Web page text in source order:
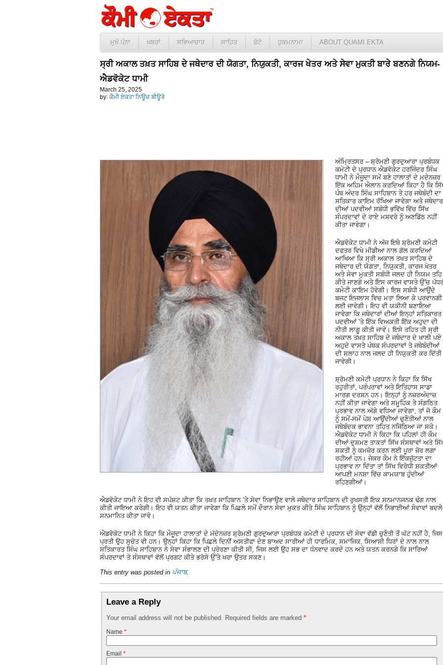
ਮੁਖੱ ਪੰਨਾ ਖ਼ਬਰਾਂ ਸਭਿਆਚਾਰ ਸਾਹਿਤ ਫੋਟੋ ਹੁਕਮਨਾਮਾ ABOUT QUAMI EKTA
ਸ੍ਰੀ ਅਕਾਲ ਤਖ਼ਤ ਸਾਹਿਬ ਦੇ ਜਥੇਦਾਰ ਦੀ ਯੋਗਤਾ, ਨਿਯੁਕਤੀ, ਕਾਰਜ ਖੇਤਰ ਅਤੇ ਸੇਵਾ ਮੁਕਤੀ ਬਾਰੇ ਬਣਨਗੇ ਨਿਯਮ-
ਐਡਵੋਕੇਟ ਧਾਮੀ
March 25, 2025
by: ਕੌਮੀ ਏਕਤਾ ਨਿਊਜ਼ ਬੀਊਰੋ
ਅੰਮ੍ਰਿਤਸਰ – ਸ਼੍ਰੋਮਣੀ ਗੁਰਦੁਆਰਾ ਪ੍ਰਬੰਧਕ
ਕਮੇਟੀ ਦੇ ਪ੍ਰਧਾਨ ਐਡਵੋਕੇਟ ਹਰਜਿੰਦਰ ਸਿੰਘ
ਧਾਮੀ ਨੇ ਮੌਜੂਦਾ ਸਮੇਂ ਬਣੇ ਹਾਲਾਤਾਂ ਦੇ ਮਦੇਨਜ਼ਰ
ਇੱਕ ਅਹਿਮ ਐਲਾਨ ਕਰਦਿਆਂ ਕਿਹਾ ਹੈ ਕਿ
ਪੰਥ ਅੰਦਰ ਸਿੰਘ ਸਾਹਿਬਾਨ ਤੇ ਹਰ ਜਥੇਬੰਦੀ ਦਾ
ਸਤਿਕਾਰ ਕਾਇਮ ਰੱਖਿਆ ਜਾਵੇਗਾ ਅਤੇ
ਦੀਆਂ ਪਦਵੀਆਂ ਸਬੰਧੀ ਭਵਿੱਖ ਵਿੱਚ ਸਿੱਖ
ਸੰਪਰਦਾਵਾਂ ਦੇ ਰਾਏ ਮਸ਼ਵਰੇ ਨੂੰ ਅਣਡਿੱਠ ਨਹੀਂ
ਕੀਤਾ ਜਾਵੇਗਾ।
ਐਡਵੋਕੇਟ ਧਾਮੀ ਨੇ ਅੱਜ ਇਥੇ ਸ਼੍ਰੋਮਣੀ ਕਮੇਟੀ
ਦਫਤਰ ਵਿਖੇ ਮੀਡੀਆ ਨਾਲ ਗੱਲ ਕਰਦਿਆਂ
ਆਖਿਆ ਕਿ ਸ੍ਰੀ ਅਕਾਲ ਤਖਤ ਸਾਹਿਬ ਦੇ
ਜਥੇਦਾਰ ਦੀ ਯੋਗਤਾ, ਨਿਯੁਕਤੀ, ਕਾਰਜ ਖੇਤਰ
ਅਤੇ ਸੇਵਾ ਮੁਕਤੀ ਸਬੰਧੀ ਜਲਦ ਹੀ ਨਿਯਮ ਤਹਿ
ਕੀਤੇ ਜਾਣਗੇ ਅਤੇ ਇਸ ਕਾਰਜ ਵਾਸਤੇ ਉੱਚ
ਕਮੇਟੀ ਕਾਇਮ ਹੋਵੇਗੀ। ਇਸ ਸਬੰਧੀ ਆਉਂਦੇ
ਬਜਟ ਇਜਲਾਸ ਵਿਚ ਮਤਾ ਲਿਆ ਕੇ ਪ੍ਰਵਾਨਗੀ
ਲਈ ਜਾਵੇਗੀ। ਇਹ ਵੀ ਯਕੀਨੀ ਬਣਾਇਆ
ਜਾਵੇਗਾ ਕਿ ਜਥੇਦਾਰਾਂ ਦੀਆਂ ਇਨ੍ਹਾਂ ਸਤਿਕਾਰਤ
ਪਦਵੀਆਂ ’ਤੇ ਇੱਕ ਵਿਅਕਤੀ ਇੱਕ ਅਹੁਦਾ ਦੀ
ਨੀਤੀ ਲਾਗੂ ਕੀਤੀ ਜਾਵੇ। ਇਸੇ ਤਹਿਤ ਹੀ ਸ੍ਰੀ
ਅਕਾਲ ਤਖ਼ਤ ਸਾਹਿਬ ਦੇ ਜਥੇਦਾਰ ਦੇ ਖਾਲੀ ਪਏ
ਅਹੁਦੇ ਵਾਸਤੇ ਪੰਥਕ ਸੰਪਰਦਾਵਾਂ ਤੇ ਜਥੇਬੰਦੀਆਂ
ਦੀ ਸਲਾਹ ਨਾਲ ਜਲਦ ਹੀ ਨਿਯੁਕਤੀ ਕਰ ਦਿੱਤੀ
ਜਾਵੇਗੀ।
ਸ਼੍ਰੋਮਣੀ ਕਮੇਟੀ ਪ੍ਰਧਾਨ ਨੇ ਕਿਹਾ ਕਿ ਸਿੱਖ
ਰਹੁਰੀਤਾਂ, ਪਰੰਪਰਾਵਾਂ ਅਤੇ ਇਤਿਹਾਸ ਸਾਡਾ
ਮਾਰਗ ਦਰਸ਼ਨ ਹਨ। ਇਨ੍ਹਾਂ ਨੂੰ ਨਜ਼ਰਅੰਦਾਜ਼
ਨਹੀਂ ਕੀਤਾ ਜਾਵੇਗਾ ਅਤੇ ਸਮੂਹਿਕ ਤੇ ਸੰਗਠਿਤ
ਪ੍ਰਭਾਵ ਨਾਲ ਅੱਗੇ ਵਧਿਆ ਜਾਵੇਗਾ, ਤਾਂ ਜੋ ਕੌਮ
ਨੂੰ ਸਮੇਂ-ਸਮੇਂ ਪੇਸ਼ ਆਉਂਦੀਆਂ ਚੁਣੌਤੀਆਂ ਨਾਲ
ਜਥੇਬੰਦਕ ਭਾਵਨਾ ਤਹਿਤ ਨਜਿੱਠਿਆ ਜਾ ਸਕੇ।
ਐਡਵੋਕੇਟ ਧਾਮੀ ਨੇ ਕਿਹਾ ਕਿ ਪਹਿਲਾਂ ਹੀ ਕੌਮ
ਦੀਆਂ ਦੁਸ਼ਮਣ ਤਾਕਤਾਂ ਸਿੱਖ ਸੰਸਥਾਵਾਂ ਅਤੇ
ਸ਼ਕਤੀ ਨੂੰ ਕਮਜ਼ੋਰ ਕਰਨ ਲਈ ਪੂਰਾ ਜ਼ੋਰ ਲਗਾ
ਰਹੀਆਂ ਹਨ। ਜੇਕਰ ਕੌਮ ਨੇ ਇੱਕਜੁੱਟਤਾ ਦਾ
ਪ੍ਰਭਾਵ ਨਾ ਦਿੱਤਾ ਤਾਂ ਸਿੱਖ ਵਿਰੋਧੀ ਸ਼ਕਤੀਆਂ
ਆਪਣੀ ਮਨਸ਼ਾ ਵਿੱਚ ਕਾਮਯਾਬ ਹੁੰਦੀਆਂ
ਰਹਿਣਗੀਆਂ।
ਐਡਵੋਕੇਟ ਧਾਮੀ ਨੇ ਇਹ ਵੀ ਸਪੱਸ਼ਟ ਕੀਤਾ ਕਿ ਤਖ਼ਤ ਸਾਹਿਬਾਨ ’ਤੇ ਸੇਵਾ ਨਿਭਾਉਣ ਵਾਲੇ ਜਥੇਦਾਰ ਸਾਹਿਬਾਨ ਦੀ ਰੁਖਸਤੀ ਇਕ ਸਨਮਾਨਜਨਕ ਢੰਗ ਨਾਲ
ਕੀਤੀ ਜਾਇਆ ਕਰੇਗੀ। ਇਹ ਵੀ ਯਤਨ ਕੀਤਾ ਜਾਵੇਗਾ ਕਿ ਪਿਛਲੇ ਸਮੇਂ ਦੌਰਾਨ ਸੇਵਾ ਮੁਕਤ ਕੀਤੇ ਸਿੰਘ ਸਾਹਿਬਾਨ ਨੂੰ ਉਨ੍ਹਾਂ ਵੱਲੋਂ ਨਿਭਾਈਆਂ ਸੇਵਾਵਾਂ ਬਦਲੇ
ਸਨਮਾਨਿਤ ਕੀਤਾ ਜਾਵੇ।
ਐਡਵੋਕੇਟ ਧਾਮੀ ਨੇ ਕਿਹਾ ਕਿ ਮੌਜੂਦਾ ਹਾਲਾਤਾਂ ਦੇ ਮੱਦੇਨਜ਼ਰ ਸ਼੍ਰੋਮਣੀ ਗੁਰਦੁਆਰਾ ਪ੍ਰਬੰਧਕ ਕਮੇਟੀ ਦੇ ਪ੍ਰਧਾਨ ਦੀ ਸੇਵਾ ਵੱਡੀ ਚੁਣੌਤੀ ਤੋਂ ਘੱਟ ਨਹੀਂ ਹੈ, ਜਿਸ
ਪ੍ਰਤੀ ਉਹ ਸੁਚੇਤ ਵੀ ਹਨ। ਉਨ੍ਹਾਂ ਕਿਹਾ ਕਿ ਪਿਛਲੇ ਦਿਨੀਂ ਅਸਤੀਫਾ ਦੇਣ ਬਾਅਦ ਸਾਰੀਆਂ ਹੀ ਧਾਰਮਿਕ, ਸਮਾਜਿਕ, ਸਿਆਸੀ ਧਿਰਾਂ ਦੇ ਨਾਲ ਨਾਲ
ਸਤਿਕਾਰਤ ਸਿੰਘ ਸਾਹਿਬਾਨ ਨੇ ਸੇਵਾ ਸੰਭਾਲਣ ਦੀ ਪ੍ਰੇਰਣਾ ਕੀਤੀ ਸੀ, ਜਿਸ ਲਈ ਉਹ ਸਭ ਦਾ ਧੰਨਵਾਦ ਕਰਦੇ ਹਨ ਅਤੇ ਯਤਨ ਕਰਨਗੇ ਕਿ ਸਾਰਿਆਂ
ਸੰਪਰਦਾਵਾਂ ਤੇ ਸੰਸਥਾਵਾਂ ਵੱਲੋਂ ਪ੍ਰਗਟ ਕੀਤੇ ਭਰੋਸੇ ਉੱਤੇ ਖਰਾ ਉਤਰ ਸਕਣ।
This entry was posted in ਪੰਜਾਬ.
Leave a Reply
Your email address will not be published. Required fields are marked *
Name *
Email *